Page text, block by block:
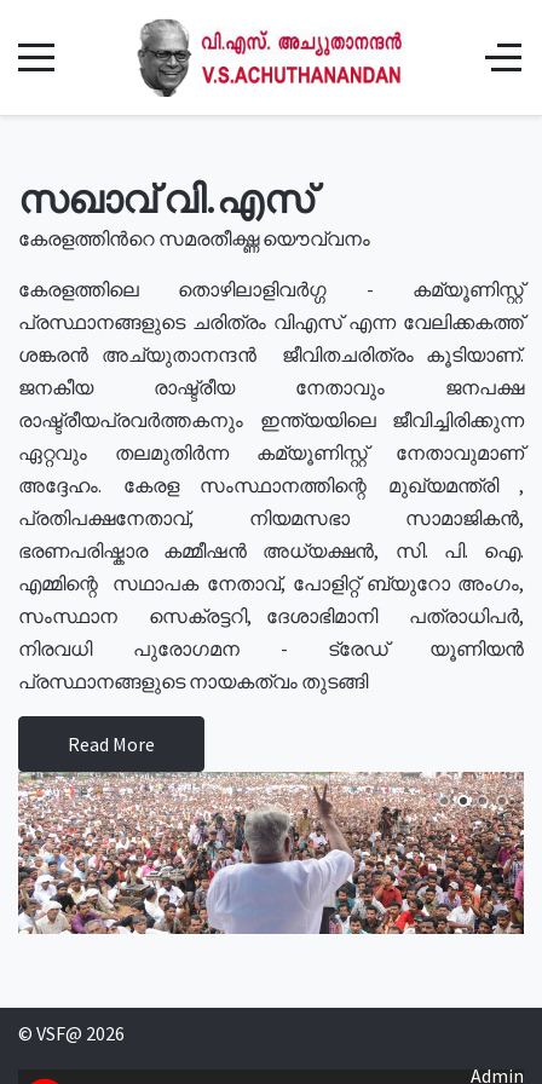
സഖാവ് വി.എസ്
കേരളത്തിൻറെ സമരതീക്ഷ്ണ യൌവ്വനം
കേരളത്തിലെ തൊഴിലാളിവർഗ്ഗ - കമ്യൂണിസ്റ്റ്
പ്രസ്ഥാനങ്ങളുടെ ചരിത്രം വിഎസ് എന്ന വേലിക്കകത്ത്
ശങ്കരൻ അച്യുതാനന്ദൻ ജീവിതചരിത്രം കൂടിയാണ്.
ജനകീയ രാഷ്ട്രീയ നേതാവും ജനപക്ഷ
രാഷ്ട്രീയപ്രവർത്തകനും ഇന്ത്യയിലെ ജീവിച്ചിരിക്കുന്ന
ഏറ്റവും തലമുതിർന്ന കമ്യൂണിസ്റ്റ് നേതാവുമാണ്
അദ്ദേഹം. കേരള സംസ്ഥാനത്തിന്റെ മുഖ്യമന്ത്രി ,
പ്രതിപക്ഷനേതാവ്, നിയമസഭാ സാമാജികൻ,
ഭരണപരിഷ്കാര കമ്മീഷൻ അധ്യക്ഷൻ, സി. പി. ഐ.
എമ്മിന്റെ സഥാപക നേതാവ്, പോളിറ്റ് ബ്യുറോ അംഗം,
സംസ്ഥാന സെക്രട്ടറി, ദേശാഭിമാനി പത്രാധിപർ,
നിരവധി പുരോഗമന - ട്രേഡ് യൂണിയൻ
പ്രസ്ഥാനങ്ങളുടെ നായകത്വം തുടങ്ങി
Read More
© VSF@ 2026
Admin